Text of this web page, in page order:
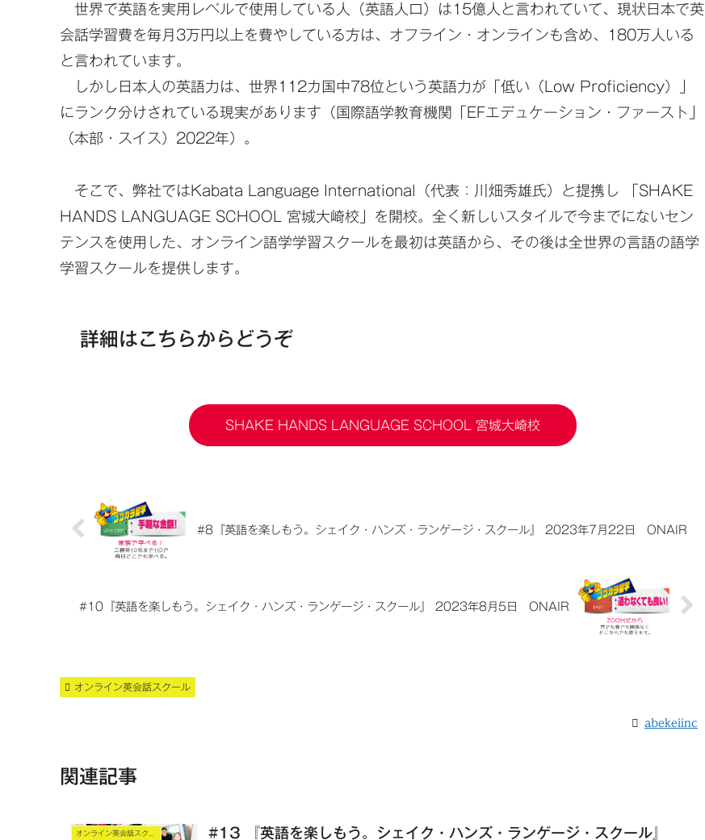
世界で英語を実用レベルで使用している人（英語人口）は15億人と言われていて、現状日本で英
会話学習費を毎月3万円以上を費やしている方は、オフライン・オンラインも含め、180万人いる
と言われています。
しかし日本人の英語力は、世界112カ国中78位という英語力が「低い（Low Proficiency）」
にランク分けされている現実があります（国際語学教育機関「EFエデュケーション・ファースト」
（本部・スイス）2022年）。
そこで、弊社ではKabata Language International（代表：川畑秀雄氏）と提携し 「SHAKE
HANDS LANGUAGE SCHOOL 宮城大崎校」を開校。全く新しいスタイルで今までにないセン
テンスを使用した、オンライン語学学習スクールを最初は英語から、その後は全世界の言語の語学
学習スクールを提供します。
詳細はこちらからどうぞ
SHAKE HANDS LANGUAGE SCHOOL 宮城大崎校
#8『英語を楽しもう。シェイク・ハンズ・ランゲージ・スクール』 2023年7月22日 ONAIR
#10『英語を楽しもう。シェイク・ハンズ・ランゲージ・スクール』 2023年8月5日 ONAIR
オンライン英会話スクール
abekeiinc
関連記事
#13 『英語を楽しもう。シェイク・ハンズ・ランゲージ・スクール』